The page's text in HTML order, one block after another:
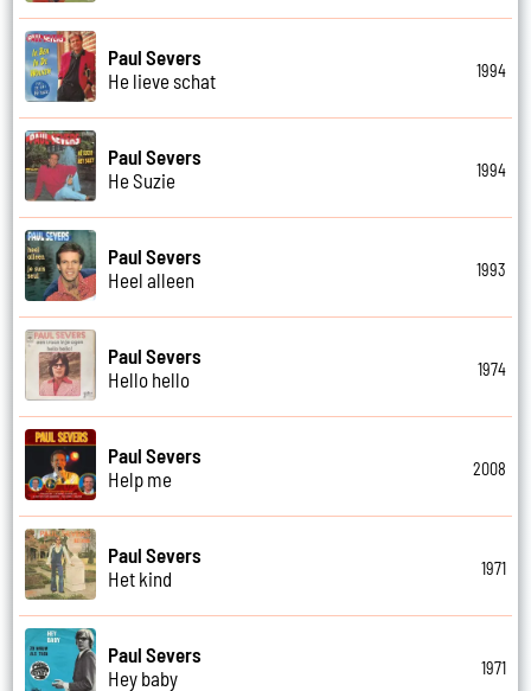
Paul Severs
He lieve schat
1994
Paul Severs
He Suzie
1994
Paul Severs
Heel alleen
1993
Paul Severs
Hello hello
1974
Paul Severs
Help me
2008
Paul Severs
Het kind
1971
Paul Severs
Hey baby
1971